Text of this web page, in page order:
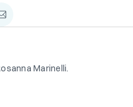
Compartir
via
Marinelli.